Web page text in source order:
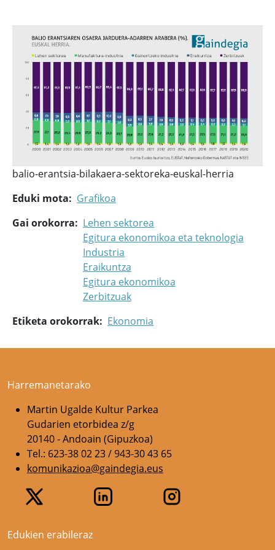
balio-erantsia-bilakaera-sektoreka-euskal-herria
Eduki mota
Grafikoa
Gai orokorra
Lehen sektorea
Egitura ekonomikoa eta teknologia
Industria
Eraikuntza
Egitura ekonomikoa
Zerbitzuak
Etiketa orokorrak
Ekonomia
Harremanetarako
Martin Ugalde Kultur Parkea
Gudarien etorbidea z/g
20140 - Andoain (Gipuzkoa)
Tel.: 623-38 02 23 / 943-30 43 65
komunikazioa@gaindegia.eus
Edukien erabileraz